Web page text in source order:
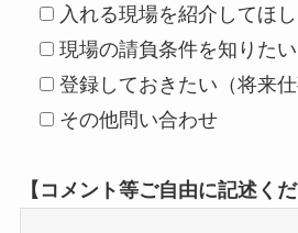
入れる現場を紹介してほ
現場の請負条件を知りたい
登録しておきたい（将来仕
その他問い合わせ
【コメント等ご自由に記述くだ